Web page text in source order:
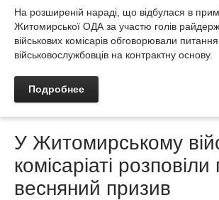
На розширеній нараді, що відбулася в
Житомирської ОДА за участю голів
військових комісарів обговорювали
військовослужбовців на контрактну основу.
Подробнее
У Житомирському
комісаріаті розповіли
весняний призив